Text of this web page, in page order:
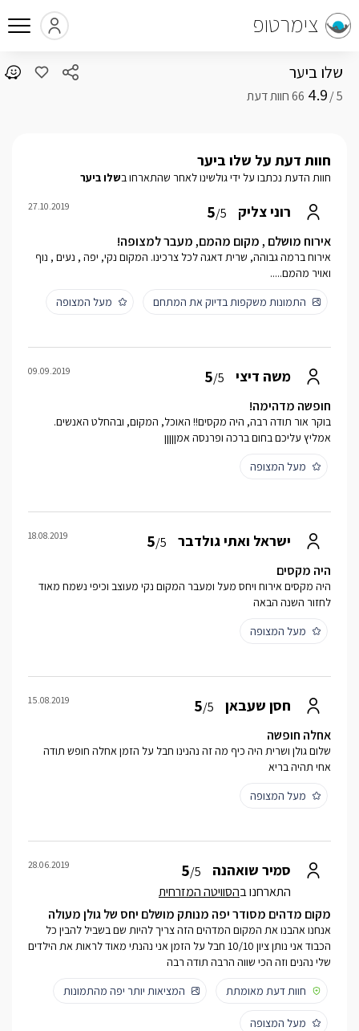
צימרטופ
שלו ביער
5 /
4.9
חוות דעת על שלו ביער
חוות הדעת נכתבו על ידי גולשינו לאחר שהתארחו בשלו ביער
רוני צליק 5/5
27.10.2019
אירוח מושלם , מקום מהמם, מעבר למצופה!
אירוח ברמה גבוהה, שרית דאגה לכל צרכינו. המקום נקי, יפה , נעים , נוף
ואויר מהמם.....
התמונות משקפות בדיוק את המתחם
מעל המצופה
משה דיצי 5/5
09.09.2019
חופשה מדהימה!
בוקר אור תודה רבה, היה מקסים!! האוכל, המקום, ובהחלט האנשים.
אמליץ עליכם בחום ברכה ופרנסה אמןןןןן
מעל המצופה
ישראל ואתי גולדבר 5/5
18.08.2019
היה מקסים
היה מקסים אירוח ויחס מעל ומעבר המקום נקי מעוצב וכיפי נשמח מאוד
לחזור השנה הבאה
מעל המצופה
חסן שעבאן 5/5
15.08.2019
אחלה חופשה
שלום גולן ושרית היה כיף מה זה נהנינו חבל על הזמן אחלה חופש תודה
אחי תהיה בריא
מעל המצופה
סמיר שואהנה 5/5
התארחנו בהסוויטה המזרחית
28.06.2019
מקום מדהים מסודר יפה מנותק מושלם יחס של גולן מעולה
אנחנו אהבנו את המקום המדהים הזה צריך להיות שם בשביל להבין כל
הכבוד אני נותן ציון 10/10 חבל על הזמן אני נהנתי מאוד לראות את הילדים
שלי נהנים וזה הכי שווה הרבה תודה רבה
חוות דעת מאומתת
המציאות יותר יפה מהתמונות
מעל המצופה